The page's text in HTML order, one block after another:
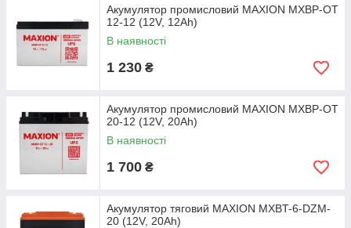
Акумулятор промисловий MAXION MXBP-OT
12-12 (12V, 12Аh)
В наявності
1 230 ₴
Акумулятор промисловий MAXION MXBP-OT
20-12 (12V, 20Аh)
В наявності
1 700 ₴
Акумулятор тяговий MAXION MXBT-6-DZM-
20 (12V, 20Аh)